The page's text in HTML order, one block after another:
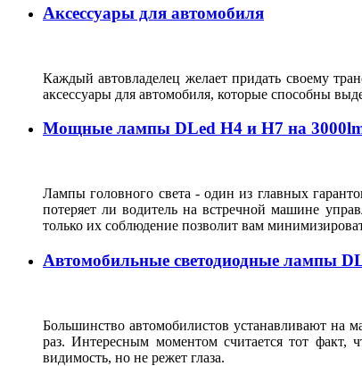
Аксессуары для автомобиля
Каждый автовладелец желает придать своему
аксессуары для автомобиля, которые способны
Мощные лампы DLed H4 и H7 на
Лампы головного света - один из главных
потеряет ли водитель на встречной машине
только их соблюдение позволит вам
Автомобильные светодиодные лампы
Большинство автомобилистов устанавливают на
раз. Интересным моментом считается тот
видимость, но не режет глаза.